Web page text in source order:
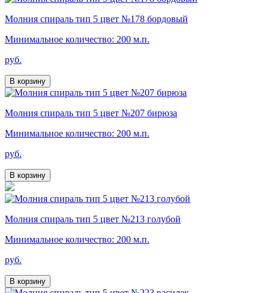
Молния спираль тип 5 цвет №178 бордовый
Минимальное количество: 200 м.п.
руб.
В корзину
Молния спираль тип 5 цвет №207 бирюза
Минимальное количество: 200 м.п.
руб.
В корзину
Молния спираль тип 5 цвет №213 голубой
Минимальное количество: 200 м.п.
руб.
В корзину